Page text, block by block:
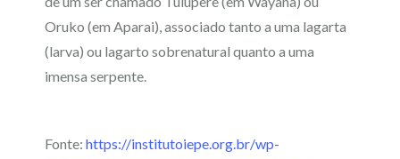
Oruko (em Aparai), associado tanto a uma lagarta
(larva) ou lagarto sobrenatural quanto a uma
imensa serpente.
Fonte: https://institutoiepe.org.br/wp-